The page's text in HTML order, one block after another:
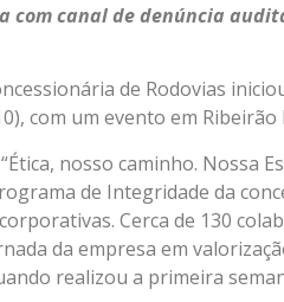
com canal de denúncia
de Rodovias
com um evento em
nosso caminho. Nossa
de Integridade da
Cerca de 130
da empresa em
realizou a primeira